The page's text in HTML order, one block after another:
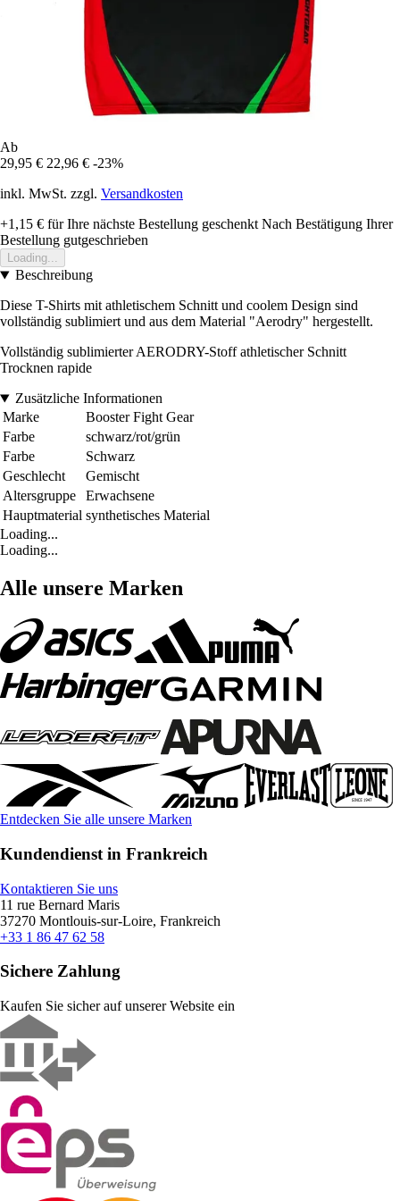
Ab
29,95 € 22,96 € -23%
inkl. MwSt. zzgl. Versandkosten
+1,15 € für Ihre nächste Bestellung geschenkt Nach Bestätigung Ihrer
Bestellung gutgeschrieben
Loading...
Beschreibung
Diese T-Shirts mit athletischem Schnitt und coolem Design sind
vollständig sublimiert und aus dem Material "Aerodry" hergestellt.
Vollständig sublimierter AERODRY-Stoff athletischer Schnitt
Trocknen rapide
Zusätzliche Informationen
Marke
Booster Fight Gear
Farbe
schwarz/rot/grün
Farbe
Schwarz
Geschlecht
Gemischt
Altersgruppe
Erwachsene
Hauptmaterial synthetisches Material
Loading...
Loading...
Alle unsere Marken
Entdecken Sie alle unsere Marken
Kundendienst in Frankreich
Kontaktieren Sie uns
11 rue Bernard Maris
37270 Montlouis-sur-Loire, Frankreich
+33 1 86 47 62 58
Sichere Zahlung
Kaufen Sie sicher auf unserer Website ein